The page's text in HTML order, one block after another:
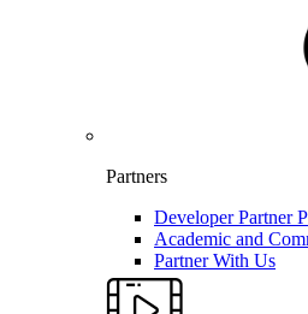
Partners
Developer Partner
Academic and
Partner With Us